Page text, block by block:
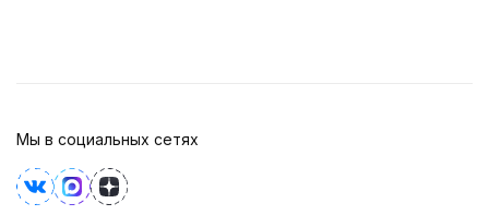
Мы в социальных сетях